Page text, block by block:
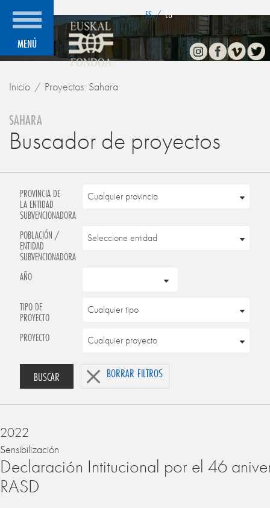
MENÚ
ES / EU
InstagramFacebook
Vimeo
Inicio Proyectos: Sahara
SAHARA
Buscador de proyectos
PROVINCIA DE
LA ENTIDAD
SUBVENCIONADORA
POBLACIÓN /
ENTIDAD
SUBVENCIONADORA
AÑO
TIPO DE
PROYECTO
PROYECTO
BUSCAR BORRAR FILTROS
2022
Sensibilización
Declaración Intitucional por el 46
RASD